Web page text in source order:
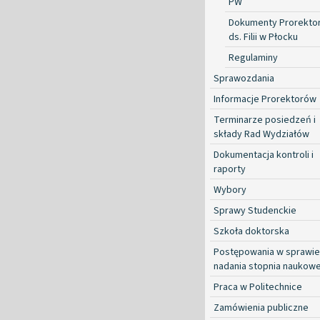
Dokumenty
ds. Filii w Płocku
Regulaminy
Sprawozdania
Informacje Prorektorów
Terminarze posiedzeń i
składy Rad Wydziałów
Dokumentacja kontroli i
raporty
Wybory
Sprawy Studenckie
Szkoła doktorska
Postępowania w sprawie
nadania stopnia
Praca w Politechnice
Zamówienia publiczne